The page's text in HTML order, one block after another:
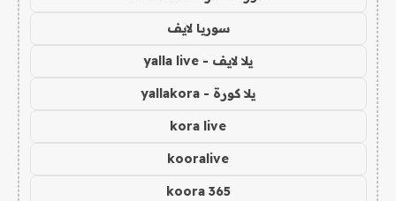
سوريا لايف
يلا لايف - yalla live
يلا كورة - yallakora
kora live
kooralive
koora 365